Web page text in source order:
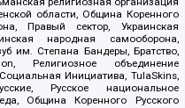
области, Община Коренного
Правый сектор, Украинская
народная самооборона,
им. Степана Бандеры, Братство,
Религиозное объединение
Инициатива, TulaSkins,
Русское национальное
Община Коренного Русского